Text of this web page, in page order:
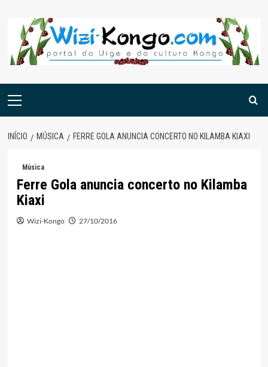
content
Menu
INÍCIO MÚSICA FERRE GOLA ANUNCIA CONCERTO NO KILAMBA KIAXI
Música
Ferre Gola anuncia concerto no Kilamba
Kiaxi
Wizi-Kongo 27/10/2016